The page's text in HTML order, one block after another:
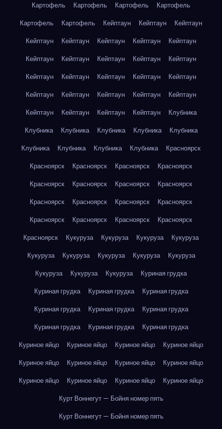
Картофель
Картофель Картофель
Картофель
Картофель
Картофель Кейптаун Кейптаун
Кейптаун
Кейптаун
Кейптаун Кейптаун Кейптаун
Кейптаун
Кейптаун
Кейптаун Кейптаун Кейптаун
Кейптаун
Кейптаун
Кейптаун Кейптаун Кейптаун
Кейптаун
Кейптаун
Кейптаун Кейптаун Кейптаун
Кейптаун
Кейптаун
Кейптаун Кейптаун Кейптаун
Клубника
Клубника
Клубника Клубника Клубника
Клубника
Клубника
Клубника Клубника Клубника
Красноярск
Красноярск
Красноярск Красноярск
Красноярск
Красноярск
Красноярск Красноярск
Красноярск
Красноярск
Красноярск Красноярск
Красноярск
Красноярск
Красноярск Красноярск
Красноярск
Красноярск
Кукуруза Кукуруза Кукуруза
Кукуруза
Кукуруза
Кукуруза Кукуруза Кукуруза
Кукуруза
Кукуруза
Кукуруза Кукуруза
Куриная грудка
Куриная грудка
Куриная грудка
Куриная грудка
Куриная грудка
Куриная грудка
Куриная грудка
Куриная грудка
Куриная грудка
Куриная грудка
Куриное яйцо
Куриное яйцо Куриное яйцо
Куриное яйцо
Куриное яйцо
Куриное яйцо Куриное яйцо
Куриное яйцо
Куриное яйцо
Куриное яйцо Куриное яйцо
Куриное яйцо
Курт Воннегут — Бойня номер пять
Курт Воннегут — Бойня номер пять